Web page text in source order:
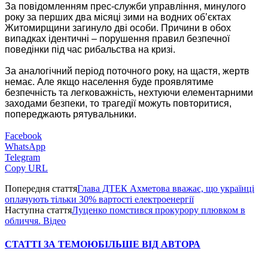
За повідомленням прес-служби управління, минулого
року за перших два місяці зими на водних об’єктах
Житомирщини загинуло дві особи. Причини в обох
випадках ідентичні – порушення правил безпечної
поведінки під час рибальства на кризі.
За аналогічний період поточного року, на щастя, жертв
немає. Але якщо населення буде проявлятиме
безпечність та легковажність, нехтуючи елементарними
заходами безпеки, то трагедії можуть повторитися,
попереджають рятувальники.
Facebook
WhatsApp
Telegram
Copy URL
Попередня статтяГлава ДТЕК Ахметова вважає, що українці
оплачують тільки 30% вартості електроенергії
Наступна статтяЛуценко помстився прокурору плювком в
обличчя. Відео
СТАТТІ ЗА ТЕМОЮБІЛЬШЕ ВІД АВТОРА